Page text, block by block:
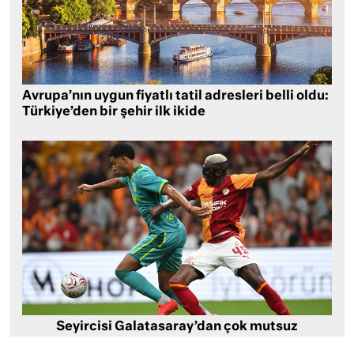
Avrupa’nın uygun fiyatlı tatil adresleri belli oldu:
Türkiye’den bir şehir ilk ikide
Seyircisi Galatasaray’dan çok mutsuz